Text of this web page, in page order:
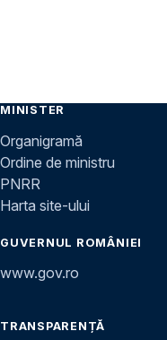
MINISTER
Organigramă
Ordine de ministru
PNRR
Harta site-ului
GUVERNUL ROMÂNIEI
www.gov.ro
TRANSPARENȚĂ